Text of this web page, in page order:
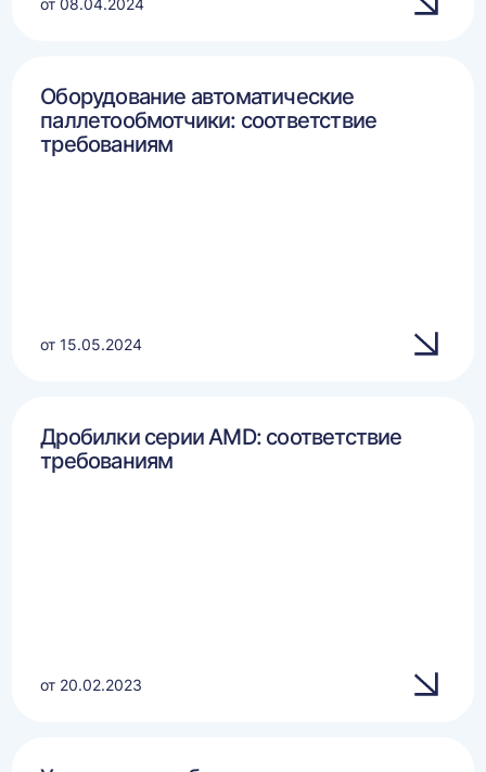
от 08.04.2024
Оборудование автоматические
паллетообмотчики: соответствие
требованиям
от 15.05.2024
Дробилки серии AMD: соответствие
требованиям
от 20.02.2023